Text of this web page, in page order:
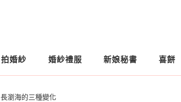
拍婚紗 婚紗禮服 新娘秘書 喜餅
長瀏海的三種變化